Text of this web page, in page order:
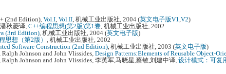
(2nd Edition), Vol.I, Vol.II, 机械工业出版社, 2004 (英文电子版V1,V2)
秋菱译, C++编程思想(第2版)第1卷, 机械工业出版社, 2002
(3rd Edition), 机械工业出版社, 2004 (英文电子版)
思想（第2版） , 机械工业出版社, 2002
Software Construction (2nd Edition), 机械工业出版社, 2003 (英文电子版)
Johnson and John Vlissides, Design Patterns:Elements of Reusable Object-
Ralph Johnson and John Vlissides, 李英军,马晓星,蔡敏,刘建中译, 设计模式：可复